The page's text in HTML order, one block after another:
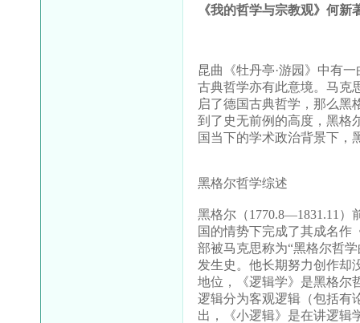
《我的哲学与宗教观》何新
昆曲《牡丹亭·游园》中有
古典哲学亦有此意境。马克
启了德国古典哲学，那么黑
到了史无前例的高度，黑格
国当下的学术政治背景下，
黑格尔哲学综述
黑格尔（1770.8—1831.11 ）
国的情势下完成了其成名作
部被马克思称为“黑格尔哲
发生史。他长期努力创作却
地位，《逻辑学》是黑格尔
逻辑分为客观逻辑（包括有
出，《小逻辑》是在讲逻辑